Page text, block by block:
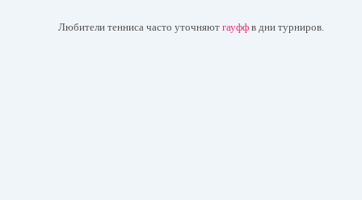
Любители тенниса часто уточняют гауфф в дни турниров.